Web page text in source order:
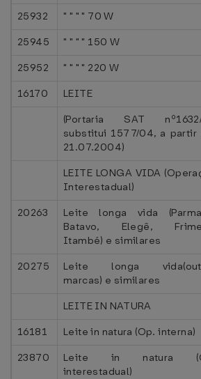
25932
" " " " 70 W
25945
" " " " 150 W
25952
" " " " 220 W
16170
LEITE
(Portaria SAT
substitui 1577/04, a partir
21.07.2004)
LEITE LONGA VIDA
Interestadual)
20263
Leite longa vida
Batavo, Elegê,
Itambé) e similares
20275
Leite longa
marcas) e similares
LEITE IN NATURA
16181
Leite in natura (Op. interna)
23870
Leite in natura
interestadual)